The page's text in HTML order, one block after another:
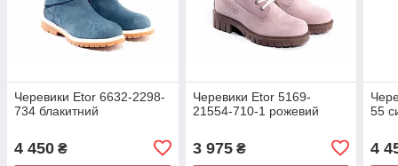
Черевики Etor 6632-2298-
734 блакитний
4 450 ₴
Черевики Etor 5169-
21554-710-1 рожевий
3 975₴
55
4